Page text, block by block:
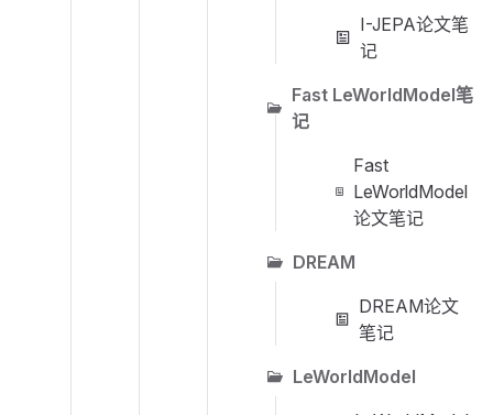
I-JEPA论文笔
记
Fast LeWorldModel笔
记
Fast
LeWorldModel
论文笔记
DREAM
DREAM论文
笔记
LeWorldModel